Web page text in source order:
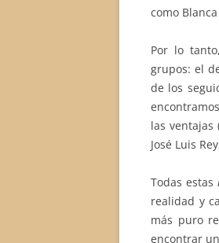
como
Por lo
grupos: el
de los
las ventajas
José Luis
Todas estas
realidad y
más puro
encontrar